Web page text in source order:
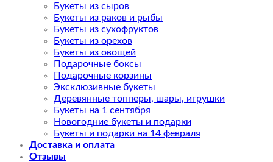
Букеты из сыров
Букеты из раков и рыбы
Букеты из сухофруктов
Букеты из орехов
Букеты из овощей
Подарочные боксы
Подарочные корзины
Эксклюзивные букеты
Деревянные топперы, шары, игрушки
Букеты на 1 сентября
Новогодние букеты и подарки
Букеты и подарки на 14 февраля
Доставка и оплата
Отзывы